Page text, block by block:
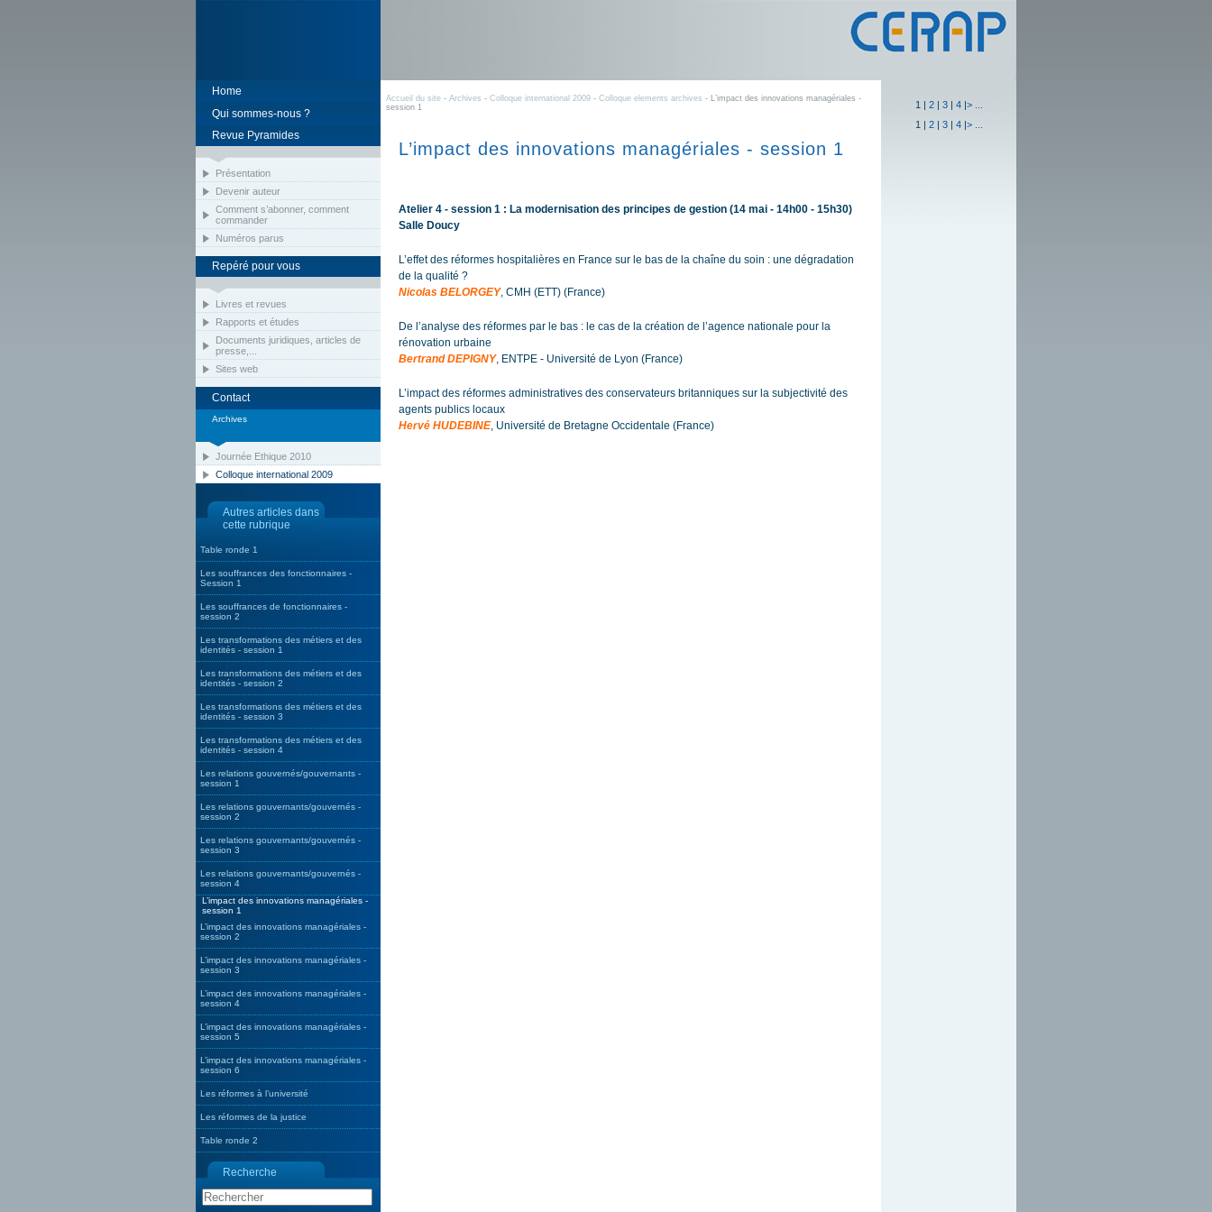
Home
Qui sommes-nous ?
Revue Pyramides
Présentation
Devenir auteur
Comment s’abonner, comment
commander
Numéros parus
Repéré pour vous
Livres et revues
Rapports et études
Documents juridiques, articles de
presse,...
Sites web
Contact
Archives
Journée Ethique 2010
Colloque international 2009
Autres articles dans
cette rubrique
Table ronde 1
Les souffrances des fonctionnaires -
Session 1
Les souffrances de fonctionnaires -
session 2
Les transformations des métiers et des
identités - session 1
Les transformations des métiers et des
identités - session 2
Les transformations des métiers et des
identités - session 3
Les transformations des métiers et des
identités - session 4
Les relations gouvernés/gouvernants -
session 1
Les relations gouvernants/gouvernés -
session 2
Les relations gouvernants/gouvernés -
session 3
Les relations gouvernants/gouvernés -
session 4
L’impact des innovations managériales -
session 1
L’impact des innovations managériales -
session 2
L’impact des innovations managériales -
session 3
L’impact des innovations managériales -
session 4
L’impact des innovations managériales -
session 5
L’impact des innovations managériales -
session 6
Les réformes à l’université
Les réformes de la justice
Table ronde 2
Recherche
Accueil du site - Archives - Colloque international 2009 - Colloque elements archives - L’impact des innovations managériales -
session 1
L’impact des innovations managériales - session 1
Atelier 4 - session 1 : La modernisation des principes de gestion (14 mai - 14h00 - 15h30)
Salle Doucy
L’effet des réformes hospitalières en France sur le bas de la chaîne du soin : une dégradation
de la qualité ?
Nicolas BELORGEY, CMH (ETT) (France)
De l’analyse des réformes par le bas : le cas de la création de l’agence nationale pour la
rénovation urbaine
Bertrand DEPIGNY, ENTPE - Université de Lyon (France)
L’impact des réformes administratives des conservateurs britanniques sur la subjectivité des
agents publics locaux
Hervé HUDEBINE, Université de Bretagne Occidentale (France)
1 | 2| 3| 4|>
1 | 2| 3| 4|>